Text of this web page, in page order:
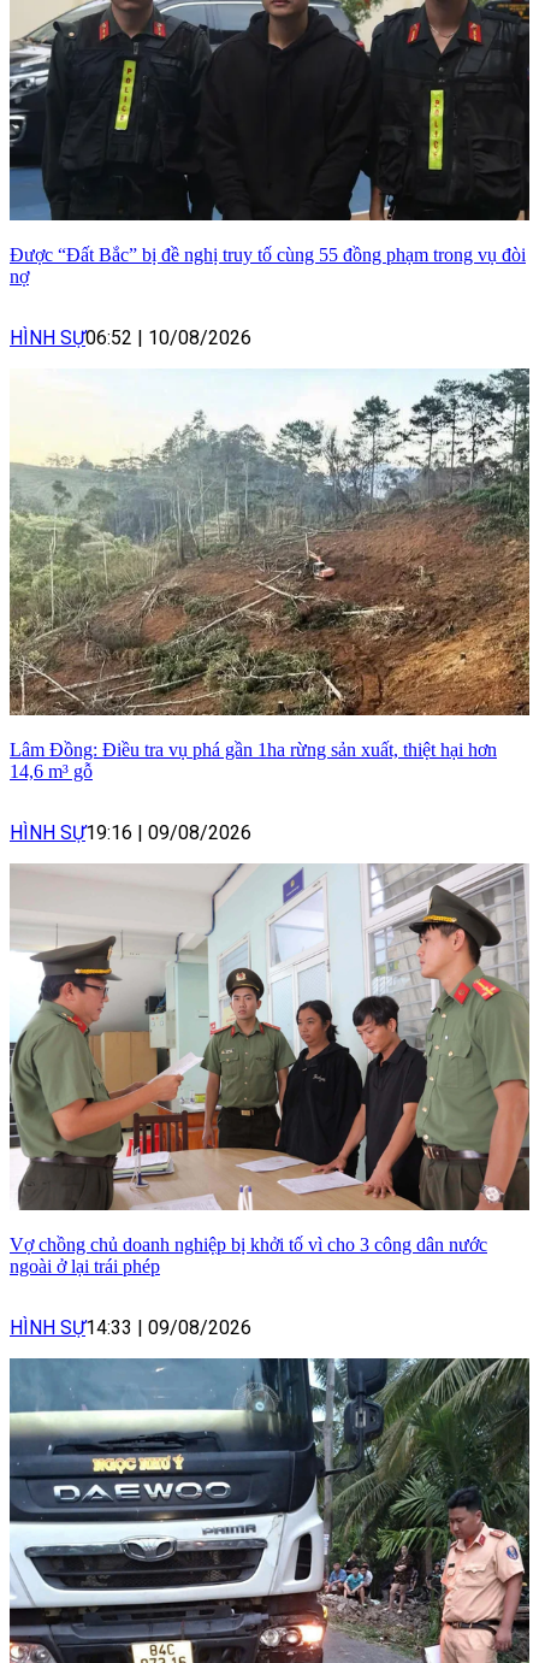
Được “Đất Bắc” bị đề nghị truy tố cùng 55 đồng phạm trong vụ đòi
nợ
HÌNH SỰ06:52 | 10/08/2026
Lâm Đồng: Điều tra vụ phá gần 1ha rừng sản xuất, thiệt hại hơn
14,6 m³ gỗ
HÌNH SỰ19:16 | 09/08/2026
Vợ chồng chủ doanh nghiệp bị khởi tố vì cho 3 công dân nước
ngoài ở lại trái phép
HÌNH SỰ14:33 | 09/08/2026